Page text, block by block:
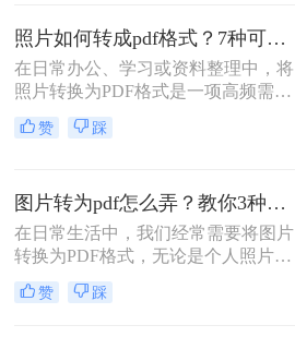
掌握的基本技能。PDF格式具有跨平
台兼容性好、文件体积相对较小、易
于分享等优点，因此成为文档处理的
首选格式。本文将详细介绍5种实用
的图片转PDF方法，帮助您快速解决
转换需求。
照片如何转成pdf格式？7种可靠方法详解！
在日常办公、学习或资料整理中，将
照片转换为PDF格式是一项高频需
求。无论是扫描的合同、手写笔记，
还是拍摄的证件、课件，统一的PDF
择高效、安全且无需付费的方法？本
文将基于实际使用经验，为您梳理7
种照片如何转成PDF格式的实用方
方式，帮助您根据场景灵活选用。
赞 踩
图片转为pdf怎么弄？教你3种常用转换方法！
在日常生活中，我们经常需要将图片
转换为PDF格式，无论是个人照片管
理、证件扫描，还是商业和行政领域
的文档整理、合同协议，这种转换都
赞 踩